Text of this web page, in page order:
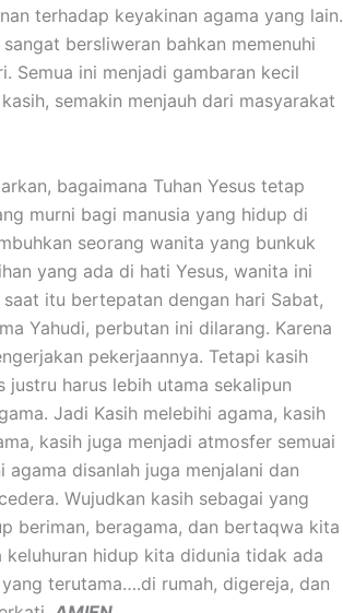
terhadap keyakinan agama yang lain.
bersliweran bahkan memenuhi
Semua ini menjadi gambaran kecil
semakin menjauh dari masyarakat
bagaimana Tuhan Yesus tetap
murni bagi manusia yang hidup di
seorang wanita yang bunkuk
yang ada di hati Yesus, wanita ini
itu bertepatan dengan hari Sabat,
Yahudi, perbutan ini dilarang. Karena
pekerjaannya. Tetapi kasih
justru harus lebih utama sekalipun
Jadi Kasih melebihi agama, kasih
kasih juga menjadi atmosfer semuai
disanlah juga menjalani dan
Wujudkan kasih sebagai yang
beriman, beragama, dan bertaqwa kita
keluhuran hidup kita didunia tidak ada
terutama….di rumah, digereja, dan